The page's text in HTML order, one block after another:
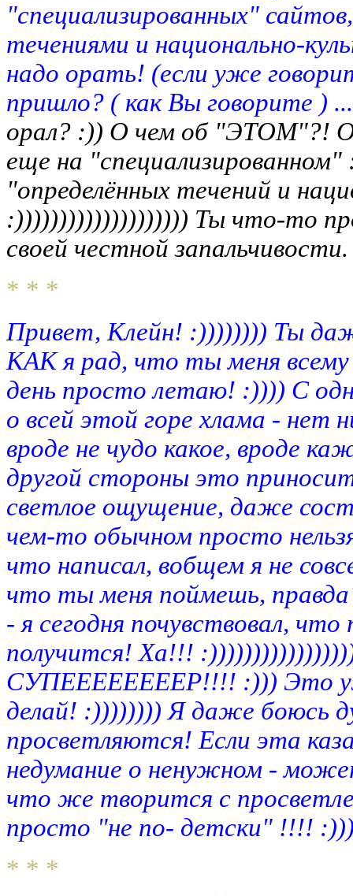
"специализированных"
течениями и национально-
надо орать! (если уже
пришло? ( как Вы говорите )
орал? :)) О чем об "ЭТОМ"?!
еще на
"определённых течений и
:)))))))))))))))))))) Ты что-то
своей честной
* * *
Привет, Клейн! :)))))))) Ты
КАК я рад, что ты меня всему
день просто летаю! :)))) С
о всей этой горе хлама - нет
вроде не чудо какое, вроде
другой стороны это
светлое ощущение, даже
чем-то обычном просто
что написал, вобщем я не
что ты меня поймешь,
- я сегодня почувствовал,
получится! Ха!!!
СУПЕЕЕЕЕЕЕЕР!!!! :))) Это
делай! :)))))))) Я даже боюсь
просветляются! Если эта
недумание о ненужном -
что же творится с
просто "не по- детски" !!!!
* * *